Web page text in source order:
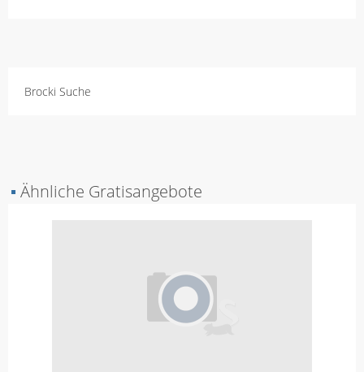
Brocki Suche
▪ Ähnliche Gratisangebote